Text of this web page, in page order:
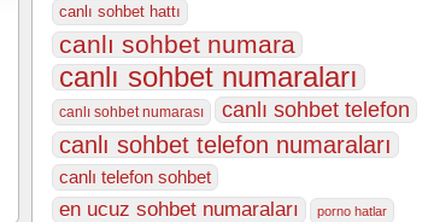
canlı sohbet hattı
canlı sohbet numara
canlı sohbet numaraları
canlı sohbet numarası canlı sohbet telefon
canlı sohbet telefon numaraları
canlı telefon sohbet
en ucuz sohbet numaraları porno hatlar